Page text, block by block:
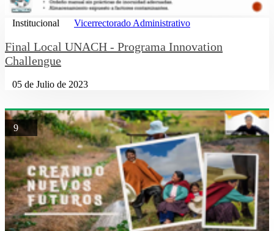
Institucional Vicerrectorado Administrativo
Final Local UNACH - Programa Innovation
Challengue
05 de Julio de 2023
9